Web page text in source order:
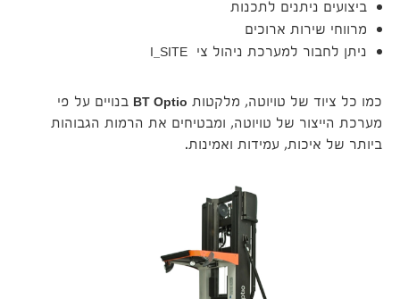
ביצועים ניתנים לתכנות
מרווחי שירות ארוכים
ניתן לחבור למערכת ניהול צי I_SITE
כמו כל ציוד של טויוטה, מלקטות BT Optio בנויים על פי
מערכת הייצור של טויוטה, ומבטיחים את הרמות הגבוהות
ביותר של איכות, עמידות ואמינות.